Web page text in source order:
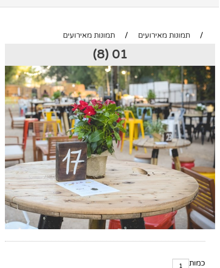
/ תמונות מאירועים / תמונות מאירועים
01 (8)
כמות